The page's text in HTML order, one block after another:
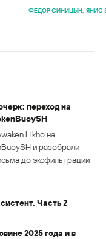
ФЕДОР СИНИЦЫН ЯНИС
переход на
Likho на
и разобрали
до эксфильтрации
Часть 2
2025 года и в